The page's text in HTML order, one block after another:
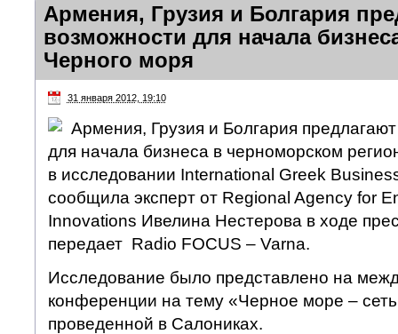
Армения, Грузия и Болгария
возможности для начала
Черного моря
31 января 2012, 19:10
Армения, Грузия и Болгария
для начала бизнеса в черноморском
в исследовании International Greek
сообщила эксперт от Regional Agency for
Innovations Ивелина Нестерова в ходе
передает Radio FOCUS – Varna.
Исследование было представлено на
конференции на тему «Черное море – сеть
проведенной в Салониках.